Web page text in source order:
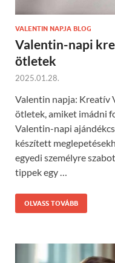
VALENTIN NAPJA BLOG
Valentin-napi
ötletek
2025.01.28.
Valentin napja: Kreatív
ötletek, amiket imádni
Valentin-napi
készített
egyedi személyre
tippek egy …
OLVASS TOVÁBB